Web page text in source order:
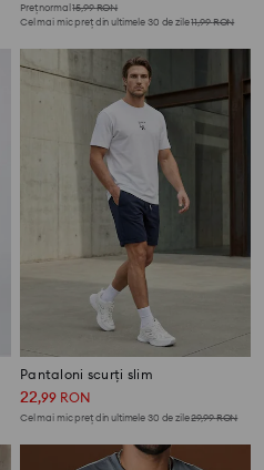
Preț normal15,99RON
Cel mai mic preț din ultimele 30 de zile11,99RON
Pantaloni scurți slim
22,99 RON
Cel mai mic preț din ultimele 30 de zile29,99RON